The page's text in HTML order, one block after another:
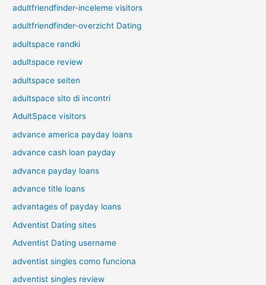
adultfriendfinder-inceleme visitors
adultfriendfinder-overzicht Dating
adultspace randki
adultspace review
adultspace seiten
adultspace sito di incontri
AdultSpace visitors
advance america payday loans
advance cash loan payday
advance payday loans
advance title loans
advantages of payday loans
Adventist Dating sites
Adventist Dating username
adventist singles como funciona
adventist singles review